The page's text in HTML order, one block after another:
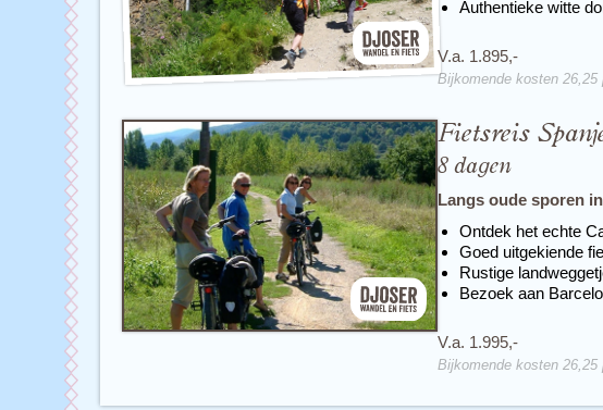
Authentieke witte
V.a. 1.895,-
Bijkomende kosten 26,25
Fietsreis
8 dagen
Langs oude sporen
Ontdek het echte
Goed uitgekiende
Rustige
Bezoek aan
V.a. 1.995,-
Bijkomende kosten 26,25